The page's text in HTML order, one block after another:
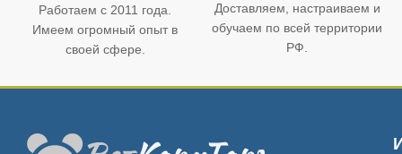
Работаем с 2011 года.
Имеем огромный опыт в
своей сфере.
Доставляем, настраиваем и
обучаем по всей территории
РФ.